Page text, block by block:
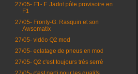
27/05- F1- F. Jadot pôle provisoire en
F1
27/05- Fronty-G. Rasquin et son
Awsomatix
27/05- vidéo Q2 mod
27/05- eclatage de pneus en mod
27/05- Q2 c'est toujours très serré